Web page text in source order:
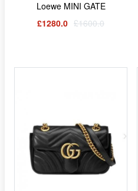
Loewe MINI GATE
£1280.0 £1600.0